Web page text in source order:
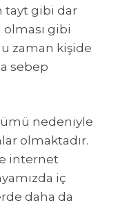
tayt gibi dar
gibi
zaman kişide
sebep
nedeniyle
olmaktadır.
internet
iç
daha da